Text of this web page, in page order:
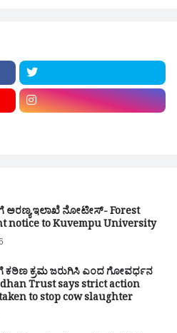
ಅರಣ್ಯ ಇಲಾಖೆ ನೋಟೀಸ್- Forest
notice to Kuvempu University
ಕಠಿಣ ಕ್ರಮ ಜರುಗಿಸಿ ಎಂದ ಗೋವರ್ಧನ
Trust says strict action
to stop cow slaughter